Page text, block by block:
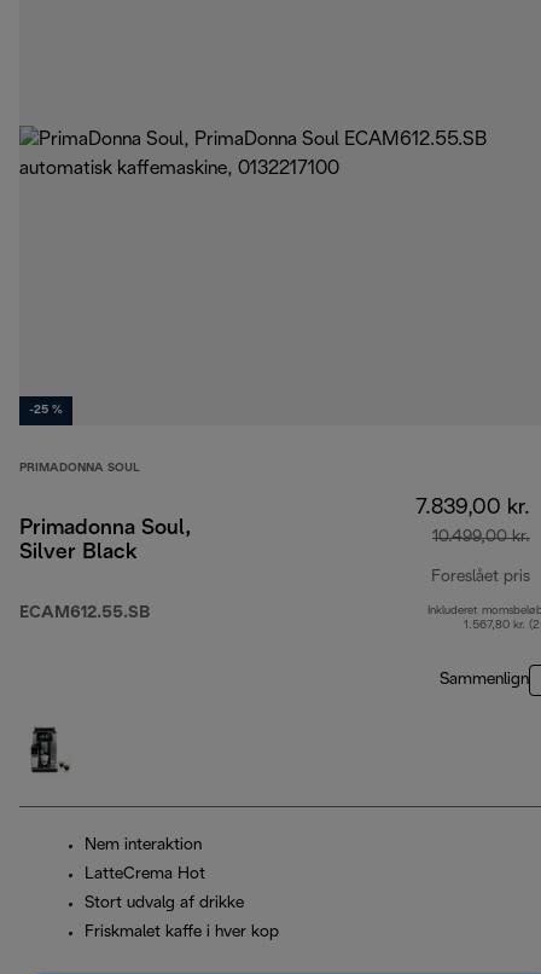
-25 %
PRIMADONNA SOUL
Primadonna Soul,
Silver Black
ECAM612.55.SB
7.839,00 kr.
10.499,00 kr.
Foreslået pris
Inkluderet
1.567,80 kr.
Sammenlign
Nem interaktion
LatteCrema Hot
Stort udvalg af drikke
Friskmalet kaffe i hver kop